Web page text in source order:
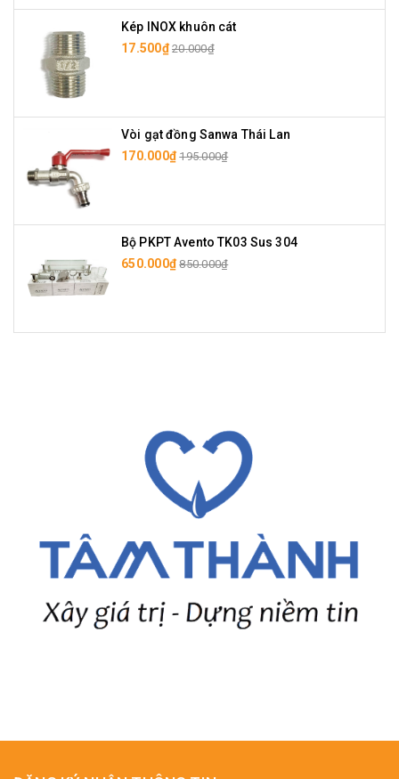
Kép INOX khuôn cát
17.500₫ 20.000₫
Vòi gạt đồng Sanwa Thái Lan
170.000₫ 195.000₫
Bộ PKPT Avento TK03 Sus 304
650.000₫ 850.000₫